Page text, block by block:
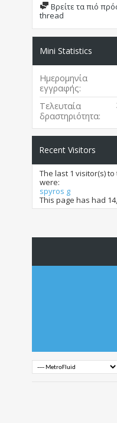
Βρείτε τα πιό
thread
Mini Statistics
Ημερομηνία
εγγραφής
Τελευταία
δραστηριότητα
Recent Visitors
The last 1 visitor(s)
were:
spyros g
This page has had